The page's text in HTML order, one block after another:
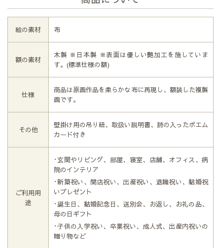
絵の素材 布
額の素材
木製 ※日本製 ※表面は優しい艶加工を施していま
す。(標準仕様の額)
仕様
商品は原画作品を柔らかな布に再現し、額装した複製
画です。
その他
壁掛け用の吊り紐、取扱い説明書、詩の入ったポエム
カード付き
ご利用用
途
･玄関やリビング、部屋、寝室、店舗、オフィス、病
院のインテリア
･新築祝い、開店祝い、出産祝い、退職祝い、結婚祝
いプレゼント
･誕生日、結婚記念日、送別会、お返し、お礼の品、
母の日ギフト
･子供の入学祝い、卒業祝い、成人式、出産内祝いの
贈り物など